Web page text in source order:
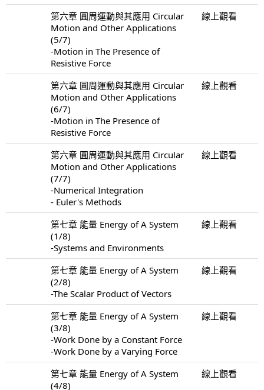
第六章 圓周運動與其應用 Circular
Motion and Other Applications
(5/7)
-Motion in The Presence of
Resistive Force
線上觀看
第六章 圓周運動與其應用 Circular
Motion and Other Applications
(6/7)
-Motion in The Presence of
Resistive Force
線上觀看
第六章 圓周運動與其應用 Circular
Motion and Other Applications
(7/7)
-Numerical Integration
- Euler's Methods
線上觀看
第七章 能量 Energy of A System
(1/8)
-Systems and Environments
線上觀看
第七章 能量 Energy of A System
(2/8)
-The Scalar Product of Vectors
線上觀看
第七章 能量 Energy of A System
(3/8)
-Work Done by a Constant Force
-Work Done by a Varying Force
線上觀看
第七章 能量 Energy of A System
(4/8)
線上觀看